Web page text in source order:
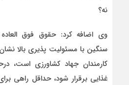
نه؟
وی اضافه کرد: حقوق فوق
سنگین با مسئولیت پذیری بالا
کارمندان جهاد کشاورزی است،
غذایی برقرار شود، حداقل راهی